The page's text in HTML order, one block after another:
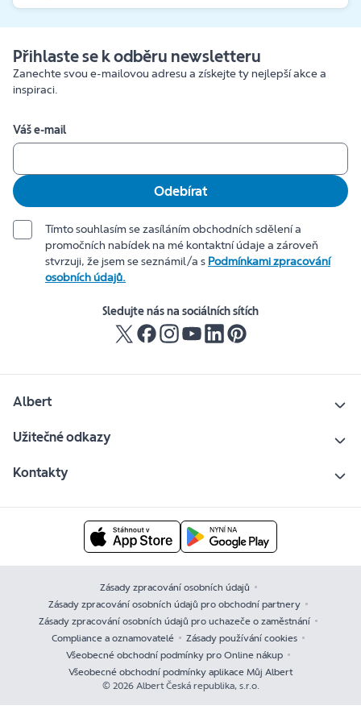
Přihlaste se k odběru newsletteru
Zanechte svou e-mailovou adresu a získejte ty nejlepší akce a
inspiraci.
Váš e-mail
Odebírat
Tímto souhlasím se zasíláním obchodních sdělení a
promočních nabídek na mé kontaktní údaje a zároveň
stvrzuji, že jsem se seznámil/a s Podmínkami zpracování
osobních údajů.
Sledujte nás na sociálních sítích
Albert
Užitečné odkazy
Kontakty
Zásady zpracování osobních údajů
Zásady zpracování osobních údajů pro obchodní partnery
Zásady zpracování osobních údajů pro uchazeče o zaměstnání
Compliance a oznamovatelé
Zásady používání cookies
Všeobecné obchodní podmínky pro Online nákup
Všeobecné obchodní podmínky aplikace Můj Albert
© 2026 Albert Česká republika, s.r.o.